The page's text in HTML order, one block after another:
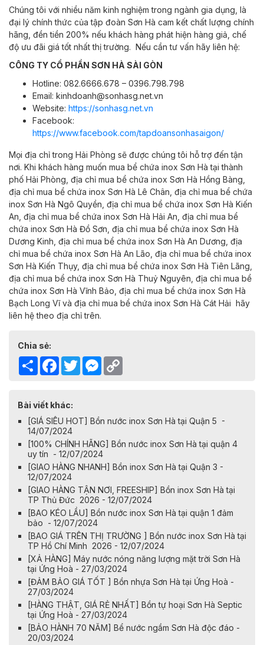
Chúng tôi với nhiều năm kinh nghiệm trong ngành gia dụng, là
đại lý chính thức của tập đoàn Sơn Hà cam kết chất lượng chính
hãng, đền tiền 200% nếu khách hàng phát hiện hàng giả, chế
độ ưu đãi giá tốt nhất thị trường. Nếu cần tư vấn hãy liên hệ:
CÔNG TY CỔ PHẦN SƠN HÀ SÀI GÒN
Hotline: 082.6666.678 – 0396.798.798
Email: kinhdoanh@sonhasg.net.vn
Website: https://sonhasg.net.vn
Facebook:
https://www.facebook.com/tapdoansonhasaigon/
Mọi địa chỉ trong Hải Phòng sẽ được chúng tôi hỗ trợ đến tận
nơi. Khi khách hàng muốn mua bể chứa inox Sơn Hà tạithành
phố Hải Phòng, địa chỉ mua bể chứa inox Sơn Hà Hồng Bàng,
địa chỉ mua bể chứa inox Sơn Hà Lê Chân, địa chỉ mua bể chứa
inox Sơn Hà Ngô Quyền, địa chỉ mua bể chứa inox Sơn Hà Kiến
An, địa chỉ mua bể chứa inox Sơn Hà Hải An, địa chỉ mua bể
chứa inox Sơn Hà Đồ Sơn, địa chỉ mua bể chứa inox Sơn Hà
Dương Kinh, địa chỉ mua bể chứa inox Sơn Hà An Dương, địa
chỉ mua bể chứa inox Sơn Hà An Lão, địa chỉ mua bể chứa inox
Sơn Hà Kiến Thụy, địa chỉ mua bể chứa inox Sơn Hà Tiên Lãng,
địa chỉ mua bể chứa inox Sơn Hà Thuỷ Nguyên, địa chỉ mua bể
chứa inox Sơn Hà Vĩnh Bảo, địa chỉ mua bể chứa inox Sơn Hà
Bạch Long Vĩ và địa chỉ mua bể chứa inox Sơn Hà Cát Hải hãy
liên hệ theo địa chỉ trên.
Chia sẻ:
Share Facebook
TwitterMessenger
Bài viết khác:
[GIÁ SIÊU HOT] Bồn nước inox Sơn Hà tại Quận 5 -
14/07/2024
[100% CHÍNH HÃNG] Bồn nước inox Sơn Hà tại quận 4
uy tín - 12/07/2024
[GIAO HÀNG NHANH] Bồn inox Sơn Hà tại Quận 3 -
12/07/2024
[GIAO HÀNG TẬN NƠI, FREESHIP] Bồn inox Sơn Hà tại
TP Thủ Đức 2026 - 12/07/2024
[BAO KÉO LẦU] Bồn nước inox Sơn Hà tại quận 1 đảm
bảo - 12/07/2024
[BAO GIÁ TRÊN THỊ TRƯỜNG ] Bồn nước inox Sơn Hà tại
TP Hồ Chí Minh 2026 - 12/07/2024
[XẢ HÀNG] Máy nước nóng năng lượng mặt trời Sơn Hà
tại Ứng Hoà - 27/03/2024
[ĐẢM BẢO GIÁ TỐT ] Bồn nhựa Sơn Hà tại Ứng Hoà -
27/03/2024
[HÀNG THẬT, GIÁ RẺ NHẤT] Bồn tự hoại Sơn Hà Septic
tại Ứng Hoà - 27/03/2024
[BẢO HÀNH 70 NĂM] Bể nước ngầm Sơn Hà độc đáo -
20/03/2024